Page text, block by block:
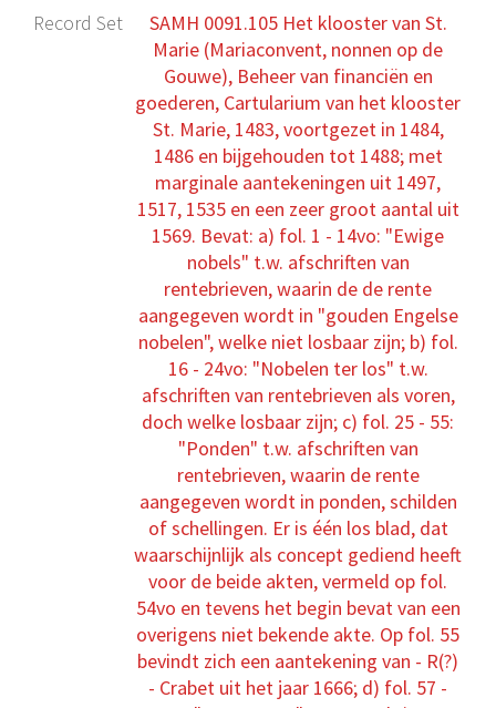
Record Set
SAMH 0091.105 Het klooster van St.
Marie (Mariaconvent, nonnen op de
Gouwe), Beheer van financiën en
goederen, Cartularium van het klooster
St. Marie, 1483, voortgezet in 1484,
1486 en bijgehouden tot 1488; met
marginale aantekeningen uit 1497,
1517, 1535 en een zeer groot aantal uit
1569. Bevat: a) fol. 1 - 14vo: "Ewige
nobels" t.w. afschriften van
rentebrieven, waarin de de rente
aangegeven wordt in "gouden Engelse
nobelen", welke niet losbaar zijn; b) fol.
16 - 24vo: "Nobelen ter los" t.w.
afschriften van rentebrieven als voren,
doch welke losbaar zijn; c) fol. 25 - 55:
"Ponden" t.w. afschriften van
rentebrieven, waarin de rente
aangegeven wordt in ponden, schilden
of schellingen. Er is één los blad, dat
waarschijnlijk als concept gediend heeft
voor de beide akten, vermeld op fol.
54vo en tevens het begin bevat van een
overigens niet bekende akte. Op fol. 55
bevindt zich een aantekening van - R(?)
- Crabet uit het jaar 1666; d) fol. 57 -